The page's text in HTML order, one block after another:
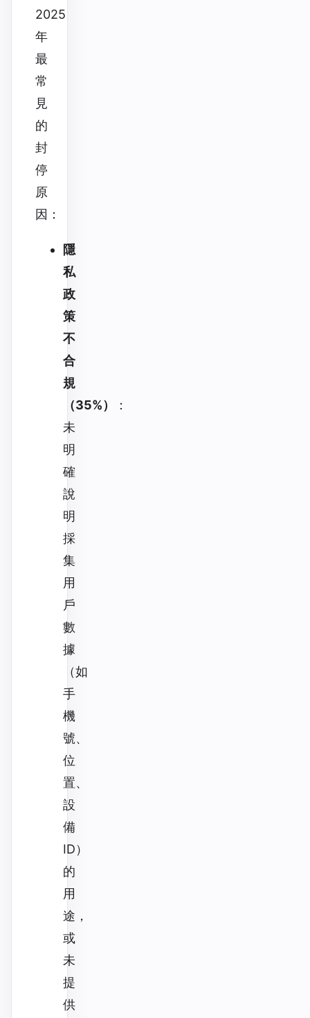
2025
年
最
常
見
的
封
停
原
因：
隱
私
政
策
不
合
規
（35%）
：
未
明
確
說
明
採
集
用
戶
數
據
（如
手
機
號、
位
置、
設
備
ID）
的
用
途，
或
未
提
供